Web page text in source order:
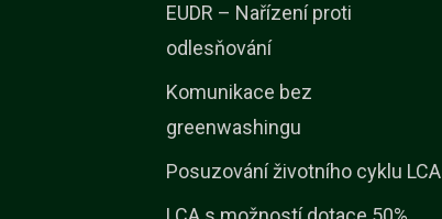
EUDR – Nařízení proti
odlesňování
Komunikace bez
greenwashingu
Posuzování životního cyklu LCA